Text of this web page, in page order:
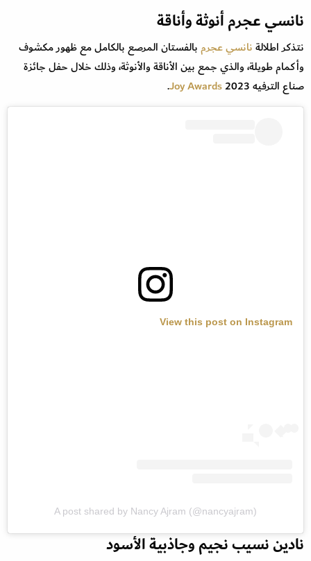
نانسي عجرم أنوثة وأناقة
نتذكر اطلالةنانسي عجرمبالفستان المرصع بالكامل مع ظهور مكشوف
وأكمام طويلة، والذي جمع بين الأناقة والأنوثة، وذلك خلال حفل جائزة
صناع الترفيه
Joy Awards2023.
View this post on Instagram
A post shared by Nancy Ajram (@nancyajram)
نادين نسيب نجيم وجاذبية الأسود